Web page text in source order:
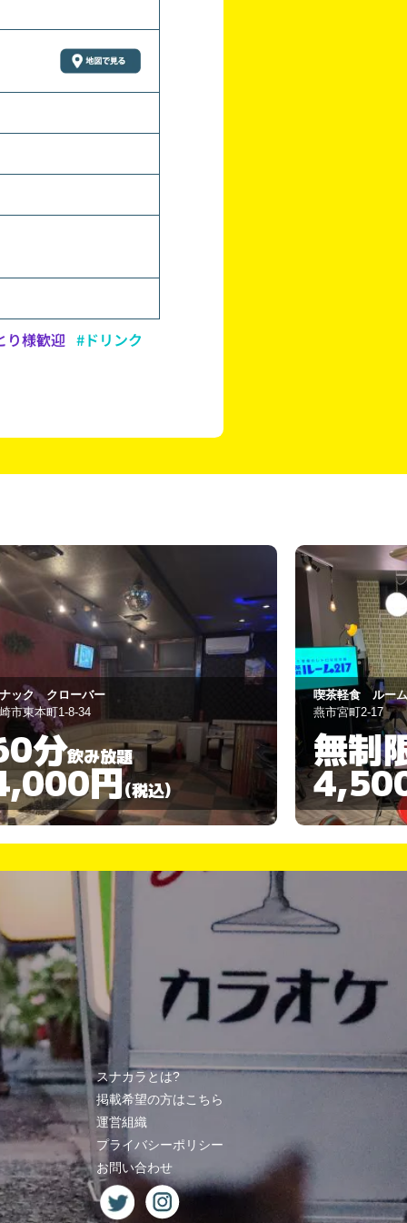
り様歓迎 #ドリンク
軽食 ルーム217
宮町2-17
制限飲み放題
円(税込)
人と喜
三条市本町2-3-1
60分
スナカラとは?
掲載希望の方はこちら
運営組織
プライバシーポリシー
お問い合わせ